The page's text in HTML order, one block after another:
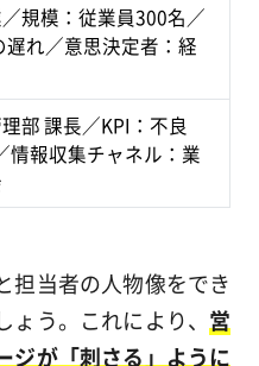
規模：従業員300名／
遅れ／意思決定者：経
部 課長／KPI：不良
情報収集チャネル：業
担当者の人物像をでき
う。これにより、 営
ジが「刺さる」ように